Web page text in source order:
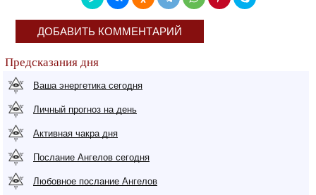
ДОБАВИТЬ КОММЕНТАРИЙ
Предсказания дня
Ваша энергетика сегодня
Личный прогноз на день
Активная чакра дня
Послание Ангелов сегодня
Любовное послание Ангелов